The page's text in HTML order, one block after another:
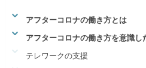
アフターコロナの働き方とは
アフターコロナの働き方を意識し
テレワークの支援